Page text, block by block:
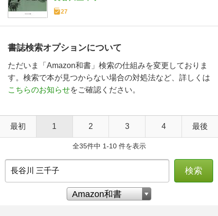
27
書誌検索オプションについて
ただいま「Amazon和書」検索の仕組みを変更しておりま
す。検索で本が見つからない場合の対処法など、詳しくは
こちらのお知らせをご確認ください。
最初 1 2 3 4 最後
全35件中 1-10 件を表示
検索